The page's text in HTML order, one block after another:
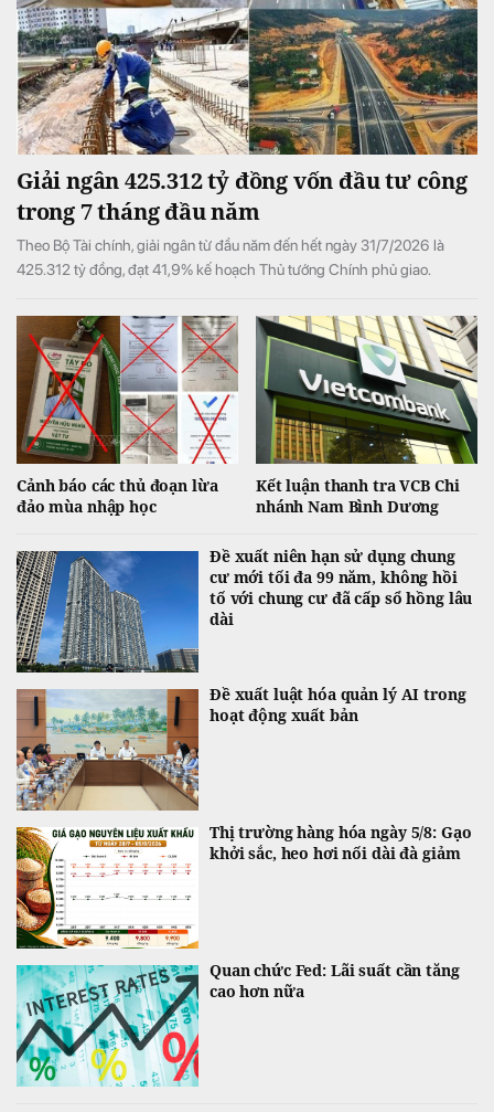
Giải ngân 425.312 tỷ đồng vốn đầu tư công
trong 7 tháng đầu năm
Theo Bộ Tài chính, giải ngân từ đầu năm đến hết ngày 31/7/2026 là
425.312 tỷ đồng, đạt 41,9% kế hoạch Thủ tướng Chính phủ giao.
Cảnh báo các thủ đoạn lừa
đảo mùa nhập học
Kết luận thanh tra VCB Chi
nhánh Nam Bình Dương
Đề xuất niên hạn sử dụng chung
cư mới tối đa 99 năm, không hồi
tố với chung cư đã cấp sổ hồng lâu
dài
Đề xuất luật hóa quản lý AI trong
hoạt động xuất bản
Thị trường hàng hóa ngày 5/8: Gạo
khởi sắc, heo hơi nối dài đà giảm
Quan chức Fed: Lãi suất cần tăng
cao hơn nữa